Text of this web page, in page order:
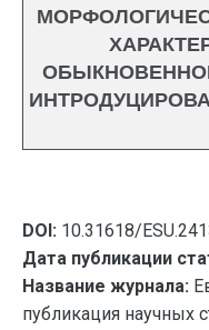
ОБЫКНОВЕННОЙ
DOI: 10.31618/
Дата публикации
Название журнала:
публикация научных